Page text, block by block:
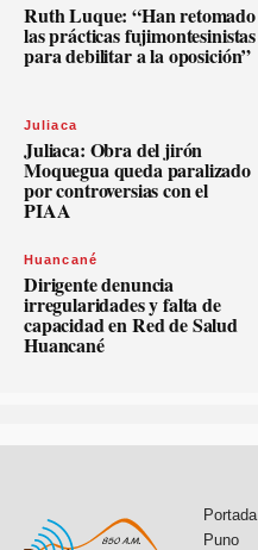
Ruth Luque: “Han retomado
las prácticas fujimontesinistas
para debilitar a la oposición”
Juliaca
Juliaca: Obra del jirón
Moquegua queda paralizado
por controversias con el
PIAA
Huancané
Dirigente denuncia
irregularidades y falta de
capacidad en Red de Salud
Huancané
Portada
Puno